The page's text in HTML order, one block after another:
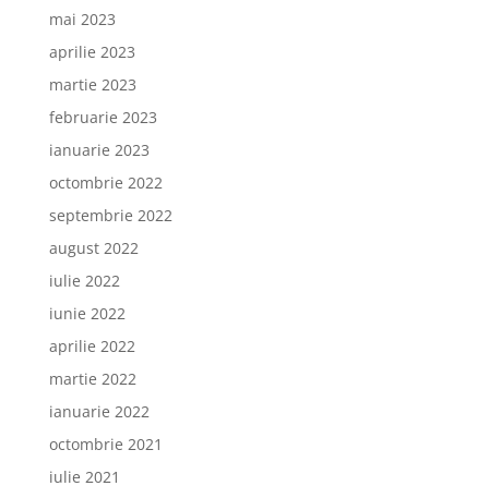
mai 2023
aprilie 2023
martie 2023
februarie 2023
ianuarie 2023
octombrie 2022
septembrie 2022
august 2022
iulie 2022
iunie 2022
aprilie 2022
martie 2022
ianuarie 2022
octombrie 2021
iulie 2021